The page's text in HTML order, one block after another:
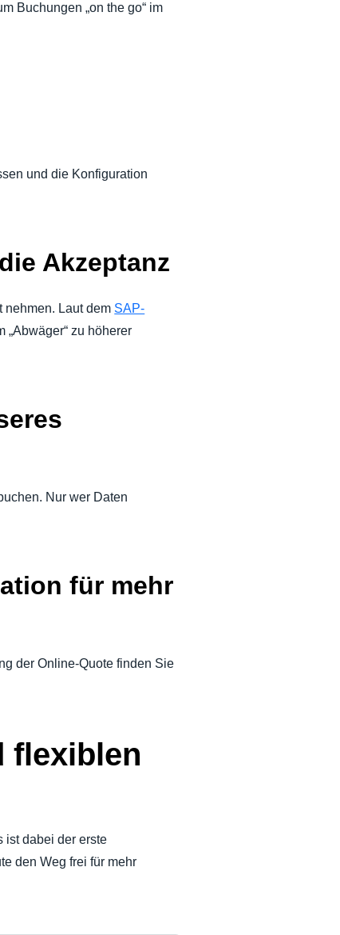
Buchungen „on the go“ im
und die Konfiguration
Akzeptanz
nehmen. Laut dem SAP-
zu höherer
Nur wer Daten
für mehr
der Online-Quote finden Sie
flexiblen
ist dabei der erste
den Weg frei für mehr